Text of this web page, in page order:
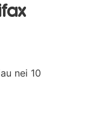
nei 10